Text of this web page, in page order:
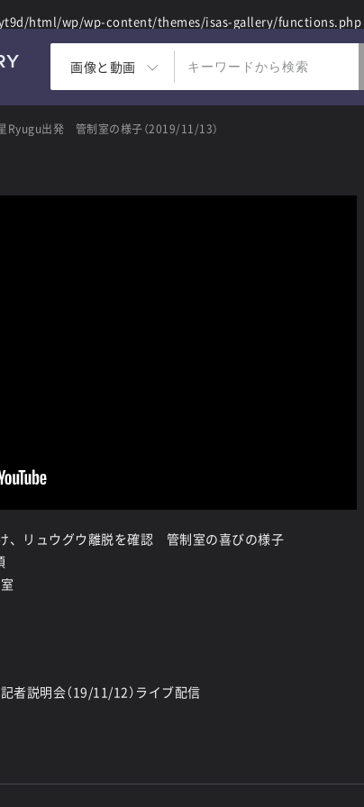
html/wp/wp-content/themes/isas-gallery/functions.php
画像と動画
、リュウグウ離脱を確認 管制室の喜びの様子
者説明会（19/11/12）ライブ配信
星Ryugu出発 管制室の様子（2019/11/13）